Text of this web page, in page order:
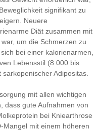
signifikant zu
Neuere
Diät zusammen mit
um die Schmerzen zu
bei einer kalorienarmen,
Lebensstil (8.000 bis
Adipositas.
mit allen wichtigen
dass gute Aufnahmen von
bei Kniearthrose
Mangel mit einem höheren